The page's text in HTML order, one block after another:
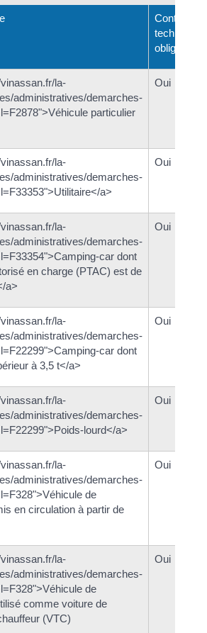
Contrôle
technique
obligatoire
la-
administratives/demarches-
particulier
Oui
la-
administratives/demarches-
a>
Oui
la-
administratives/demarches-
car dont
en charge (PTAC) est de
a>
Oui
la-
administratives/demarches-
car dont
à 3,5 t</a>
Oui
la-
administratives/demarches-
lourd</a>
Oui
la-
administratives/demarches-
de
en circulation à partir de
Oui
la-
administratives/demarches-
de
comme voiture de
(VTC)
Oui